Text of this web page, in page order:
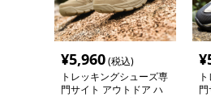
¥5,960(税込)
トレッキングシューズ専
門サイト アウトドア ハ
¥